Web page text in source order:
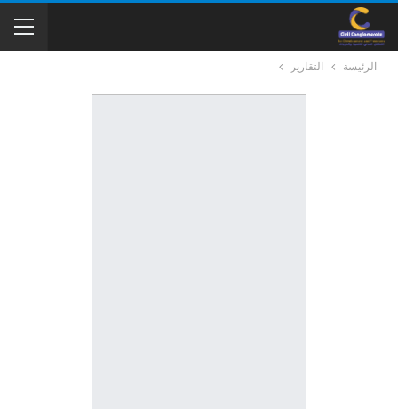
الرئيسة التقارير